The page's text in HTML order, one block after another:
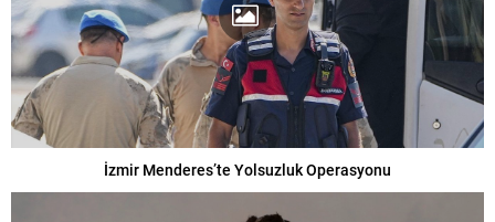
İzmir Menderes’te Yolsuzluk Operasyonu